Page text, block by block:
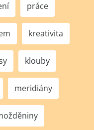
práce
kreativita
klouby
meridiány